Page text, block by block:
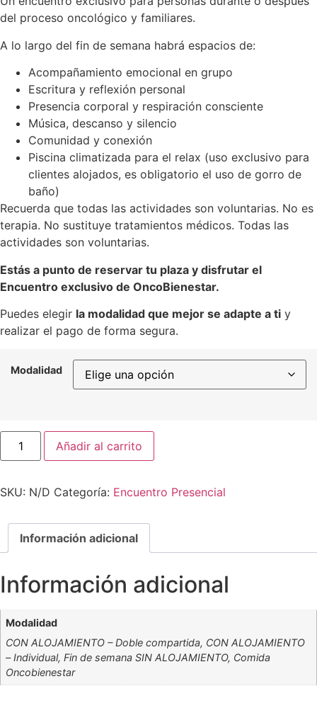
del proceso oncológico y familiares.
A lo largo del fin de semana habrá espacios de:
Acompañamiento emocional en grupo
Escritura y reflexión personal
Presencia corporal y respiración consciente
Música, descanso y silencio
Comunidad y conexión
Piscina climatizada para el relax (uso exclusivo para
clientes alojados, es obligatorio el uso de gorro de
baño)
Recuerda que todas las actividades son voluntarias. No es
terapia. No sustituye tratamientos médicos. Todas las
actividades son voluntarias.
Estás a punto de reservar tu plaza y disfrutar el
Encuentro exclusivo de OncoBienestar.
Puedes elegir la modalidad que mejor se adapte a ti y
realizar el pago de forma segura.
Modalidad
Añadir al carrito
SKU: N/D Categoría: Encuentro Presencial
Información adicional
Información adicional
Modalidad
CON ALOJAMIENTO – Doble compartida, CON ALOJAMIENTO
– Individual, Fin de semana SIN ALOJAMIENTO, Comida
Oncobienestar